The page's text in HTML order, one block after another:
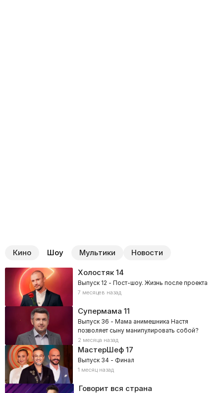
Кино Шоу Мультики Новости
Холостяк14
Выпуск 12 - Пост-шоу. Жизнь после проекта
7 месяцев назад
Супермама 11
Выпуск 36 - Мама анимешника Настя
позволяет сыну манипулировать собой?
2 месяца назад
МастерШеф17
Выпуск 34 - Финал
1 месяц назад
Говорит вся страна